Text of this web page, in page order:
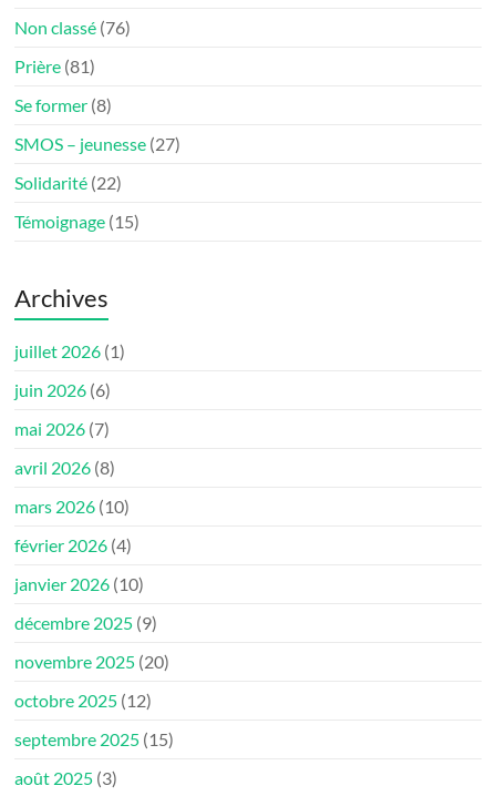
Non classé (76)
Prière (81)
Se former (8)
SMOS – jeunesse (27)
Solidarité (22)
Témoignage (15)
Archives
juillet 2026 (1)
juin 2026 (6)
mai 2026 (7)
avril 2026 (8)
mars 2026 (10)
février 2026 (4)
janvier 2026 (10)
décembre 2025 (9)
novembre 2025 (20)
octobre 2025 (12)
septembre 2025 (15)
août 2025 (3)